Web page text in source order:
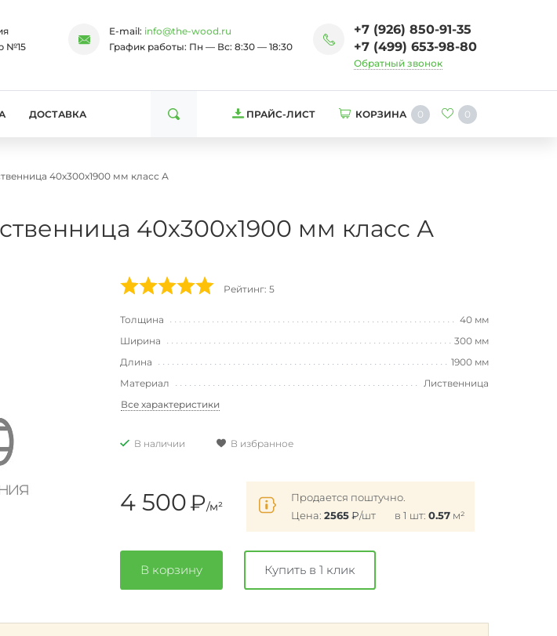
№15
E-mail: info@the-wood.ru
График работы: Пн — Вс: 8:30 — 18:30
+7 (926) 850-91-35
+7 (499) 653-98-80
Обратный звонок
ДОСТАВКА ПРАЙС-ЛИСТ КОРЗИНА 0 0
40х300х1900 мм класс А
40х300х1900 мм класс А
Рейтинг: 5
Толщина
40 мм
Ширина
300 мм
Длина
1900 мм
Материал
Лиственница
Все характеристики
В наличии В избранное
4 500₽/м²
Продается поштучно.
Цена: 2565₽/шт в 1 шт: 0.57 м²
В корзину Купить в 1 клик